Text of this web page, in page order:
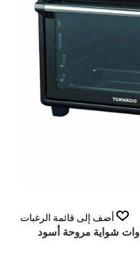
أضف إلى قائمة الرغبات
فرن كهربائي تورنيدو 66 لتر 2200 وات شواية مروحة أسود